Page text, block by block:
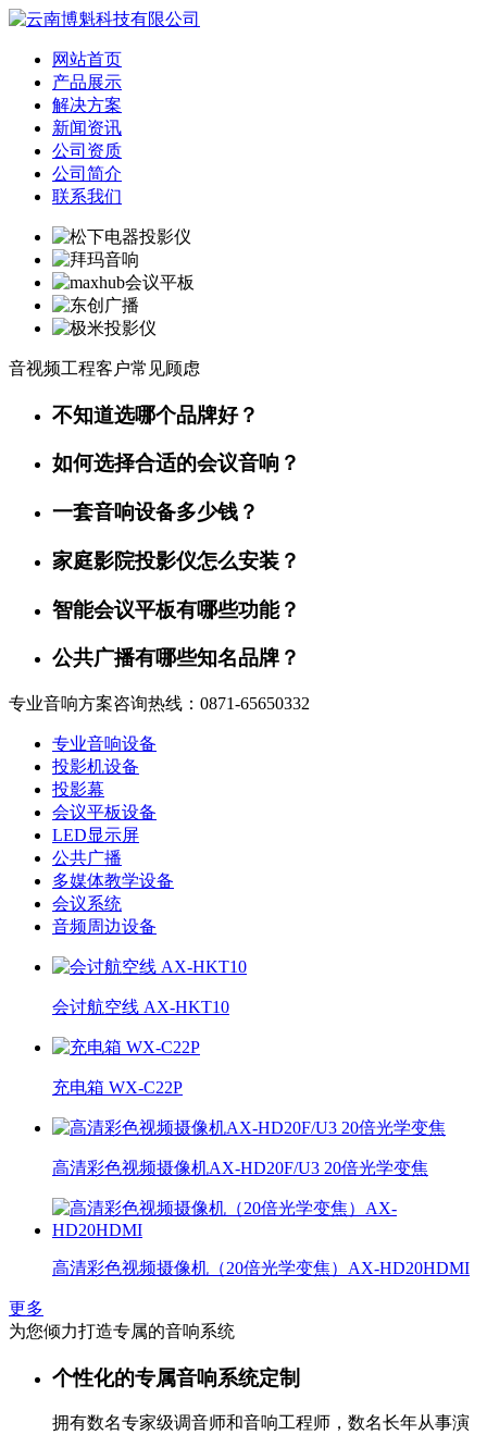
网站首页
产品展示
解决方案
新闻资讯
公司资质
公司简介
联系我们
音视频工程客户常见顾虑
不知道选哪个品牌好？
如何选择合适的会议音响？
一套音响设备多少钱？
家庭影院投影仪怎么安装？
智能会议平板有哪些功能？
公共广播有哪些知名品牌？
专业音响方案咨询热线：0871-65650332
专业音响设备
投影机设备
投影幕
会议平板设备
LED显示屏
公共广播
多媒体教学设备
会议系统
音频周边设备
会讨航空线 AX-HKT10
充电箱 WX-C22P
高清彩色视频摄像机AX-HD20F/U3 20倍光学变焦
高清彩色视频摄像机（20倍光学变焦）AX-HD20HDMI
更多
为您倾力打造专属的音响系统
个性化的专属音响系统定制
拥有数名专家级调音师和音响工程师，数名长年从事演